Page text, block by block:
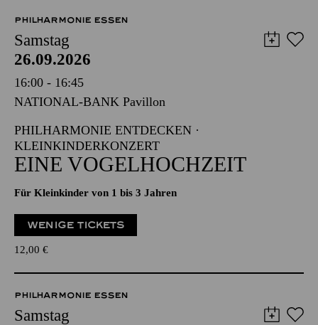
PHILHARMONIE ESSEN
Samstag
26.09.2026
16:00 - 16:45
NATIONAL-BANK Pavillon
PHILHARMONIE ENTDECKEN ·
KLEINKINDERKONZERT
EINE VOGELHOCHZEIT
Für Kleinkinder von 1 bis 3 Jahren
WENIGE TICKETS
12,00 €
PHILHARMONIE ESSEN
Samstag